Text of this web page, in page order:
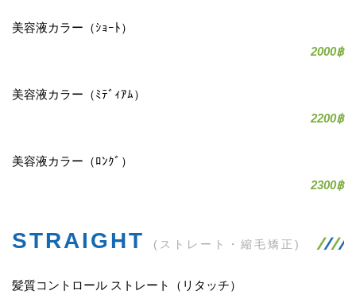
美容液カラー（ｼｮｰﾄ）
2000฿
美容液カラー（ﾐﾃﾞｨｱﾑ）
2200฿
美容液カラー（ﾛﾝｸﾞ）
2300฿
STRAIGHT (ストレート・縮毛矯正)
髪質コントロール ストレート（リタッチ）